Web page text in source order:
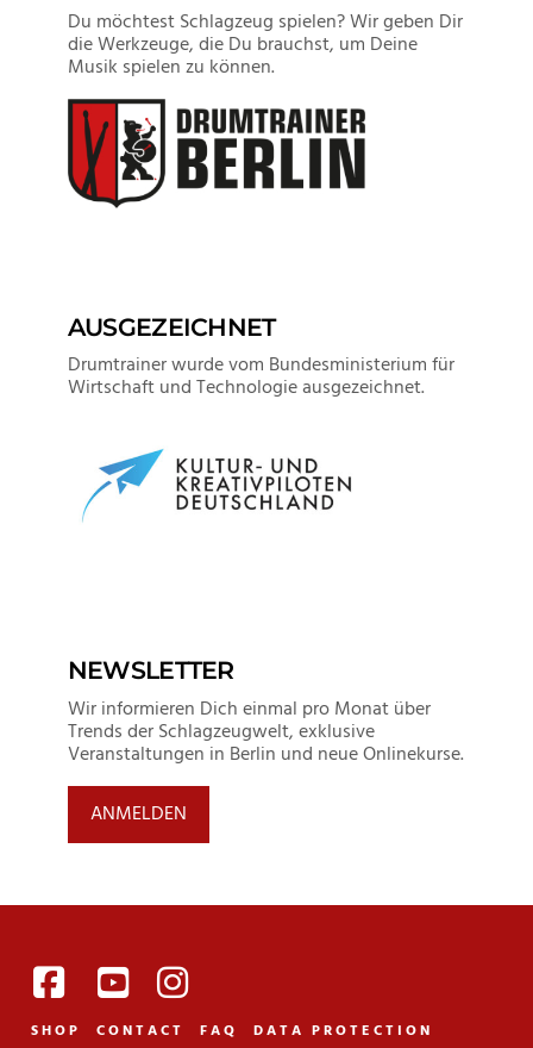
Du möchtest Schlagzeug spielen? Wir geben Dir
die Werkzeuge, die Du brauchst, um Deine
Musik spielen zu können.
AUSGEZEICHNET
Drumtrainer wurde vom Bundesministerium für
Wirtschaft und Technologie ausgezeichnet.
NEWSLETTER
Wir informieren Dich einmal pro Monat über
Trends der Schlagzeugwelt, exklusive
Veranstaltungen in Berlin und neue Onlinekurse.
ANMELDEN
SHOP CONTACT FAQ DATA PROTECTION